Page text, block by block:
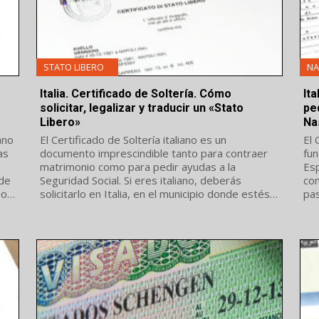
STATO LIBERO
Italia. Certificado de Soltería. Cómo
solicitar, legalizar y traducir un «Stato
Libero»
El Certificado de Soltería italiano es un
documento imprescindible tanto para contraer
matrimonio como para pedir ayudas a la
Seguridad Social. Si eres italiano, deberás
solicitarlo en Italia, en el municipio donde estés
El